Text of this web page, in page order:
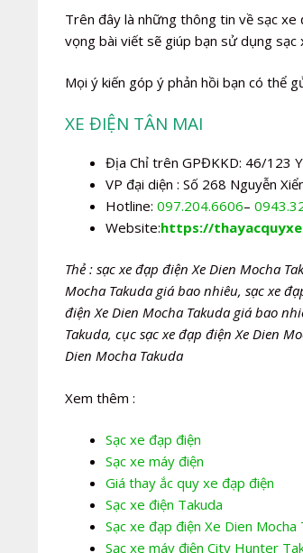
Trên đây là những thông tin về sạc xe
vọng bài viết sẽ giúp bạn sử dụng sạc
Mọi ý kiến góp ý phản hồi bạn có thể
XE ĐIỆN TÂN MAI
Địa Chỉ trên GPĐKKD: 46/123
VP đại diện : Số 268 Nguyễn
Hotline: 097.204.6606–
Website:https://
Thẻ : sạc xe đạp điện Xe Dien Mocha
Mocha Takuda giá bao nhiêu, sạc xe
điện Xe Dien Mocha Takuda giá bao
Takuda, cục sạc xe đạp điện Xe Dien
Dien Mocha Takuda
Xem thêm :
Sạc xe đạp điện
Sạc xe máy điện
Giá thay ắc quy xe đạp điện
Sạc xe điện Takuda
Sạc xe đạp điện Xe Dien Mocha
Sạc xe máy điện City Hunter